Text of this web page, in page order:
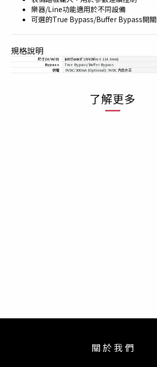
樂器/Line功能適用於不同設備
可選的True Bypass/Buffer Bypass開關
規格說明
尺寸(H/W/D) 1.75" x 6.9” x 4.5"
(44.5mm X 177.3mm X 114.3mm)
Bypass
True Bypass/Buffer Bypass
供電
9VDC/300mA (Optional): 9VDC 內負外正
了解更多
關 於 我 們